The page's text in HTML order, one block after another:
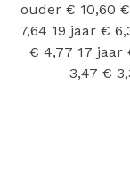
ouder € 10,60
7,64 19 jaar €
€ 4,77 17 jaar
3,47 €